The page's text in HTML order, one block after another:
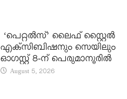
‘പെറ്റൽസ്’ ലൈഫ് സ്റ്റൈൽ
എക്സിബിഷനും സെയിലും
ഓഗസ്റ്റ് 8-ന് പെരുമാനൂരിൽ
August 5, 2026